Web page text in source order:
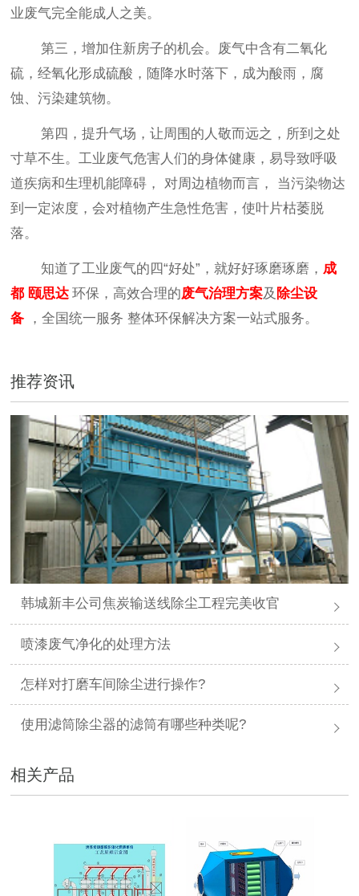
业废气完全能成人之美。
第三 ， 增加住新房子的机会。
废气中含有二氧化
硫 ，经氧化形成硫酸 ，随降水时落下，成为酸雨，腐
蚀、污染建筑物。
第四 ， 提升气场 ， 让周围的人敬而远之 ，所到之处
寸草不生。 工业废气危害人们的身体健康 ， 易导致呼吸
道疾病和生理机能障碍 ， 对周边植物而言 ， 当污染物达
到一定浓度 ，会对植物产生急性危害 ，使叶片枯萎脱
落。
知道了工业废气的四“好处”， 就好好琢磨琢磨 ， 成
都 颐思达 环保，高效合理的废气治理方案及 除尘设
备 ，全国统一服务整体环保解决方案一站式服务。
推荐资讯
韩城新丰公司焦炭输送线除尘工程完美收官
喷漆废气净化的处理方法
怎样对打磨车间除尘进行操作?
使用滤筒除尘器的滤筒有哪些种类呢?
相关产品